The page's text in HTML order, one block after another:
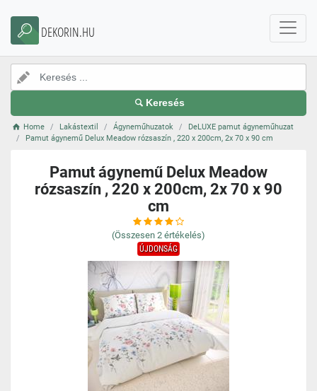
DEKORIN.HU
Keresés
Home Lakástextil Ágyneműhuzatok
DeLUXE pamut ágyneműhuzat
Pamut ágynemű Delux Meadow rózsaszín , 220 x 200cm, 2x 70 x 90 cm
Pamut ágynemű Delux Meadow
rózsaszín , 220 x 200cm, 2x 70 x 90
cm
(Összesen 2 értékelés)
ÚJDONSÁG